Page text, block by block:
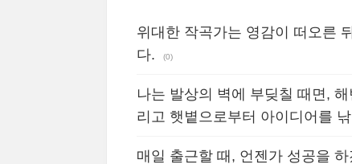
위대한 작곡가는 영감이 떠오른
다.
(0)
나는 발상의 벽에 부딪칠 때면,
리고 햇볕으로부터 아이디어를
매일 출근할 때, 언젠가 성공을